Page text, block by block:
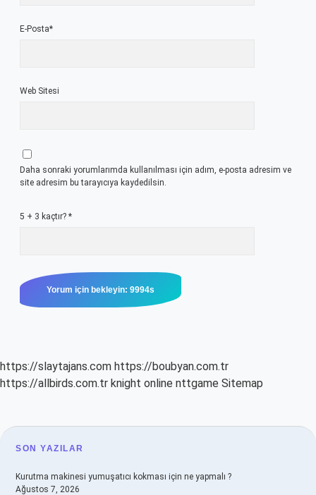
E-Posta*
Web Sitesi
Daha sonraki yorumlarımda kullanılması için adım, e-posta adresim ve
site adresim bu tarayıcıya kaydedilsin.
5 + 3 kaçtır? *
https://slaytajans.com https://boubyan.com.tr
https://allbirds.com.tr knight online nttgame Sitemap
SIDEBAR
SON YAZILAR
Kurutma makinesi yumuşatıcı kokması için ne yapmalı ?
Ağustos 7, 2026